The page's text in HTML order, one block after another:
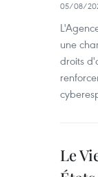
05/08/
une
droits
Le